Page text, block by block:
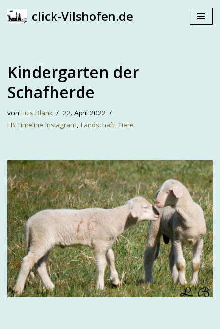
click-Vilshofen.de
Kindergarten der
Schafherde
von Luis Blank
22. April 2022
FB Timeline Instagram, Landschaft,Tiere